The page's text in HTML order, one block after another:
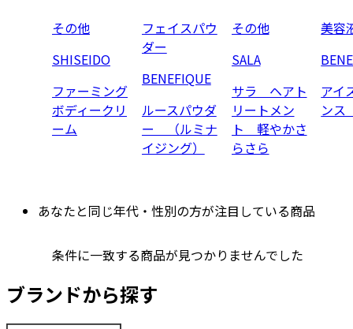
その他
SHISEIDO
ファーミング
ボディークリ
ーム
フェイスパウ
ダー
BENEFIQUE
ルースパウダ
ー （ルミナ
イジング）
その他
SALA
サラ ヘアト
リートメン
ト 軽やかさ
らさら
美容
アイ
ン
あなたと同じ年代・性別の方が注目している商品
条件に一致する商品が見つかりませんでした
ブランドから探す